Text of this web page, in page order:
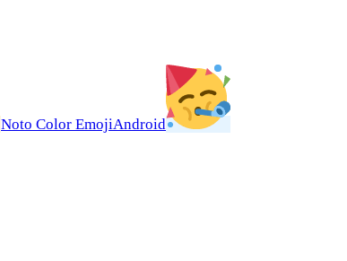
Noto Color EmojiAndroid